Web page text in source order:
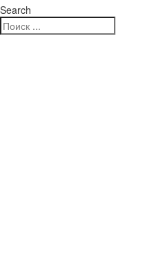
Search